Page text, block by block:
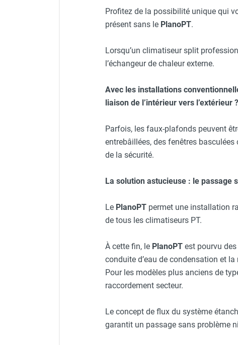
Déshydrateur
Humidificateur d'air
Neutraliseur d'odeur
Distributeur de savon
Chauffage fixe atelier
Chauffage au fioul avec réservoir
Chauffage au fioul à raccorder sur
Aérotherme au fioul
Chauffage d'atelier fixe avec brûleur
Chauffage suspendu au fioul
Chauffage suspendu au gaz
Chauffage FARM
Chauffage FARM au gaz
Chaudière fixe à eau
Climatiseur mobile split
Profitez de la possibilité unique qui
présent sans le PlanoPT.
Lorsqu’un climatiseur split
l’échangeur de chaleur externe.
Avec les installations
liaison de l’intérieur vers l’extérieur ?
Parfois, les faux-plafonds peuvent
entrebâillées, des fenêtres
de la sécurité.
La solution astucieuse : le passage
Le PlanoPT permet une installation
de tous les climatiseurs PT.
À cette fin, le PlanoPT est pourvu
conduite d’eau de condensation et la
Pour les modèles plus anciens de
raccordement secteur.
Le concept de flux du système
garantit un passage sans problème